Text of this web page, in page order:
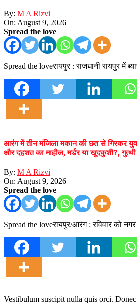
By: M A Rizvi
On: August 9, 2026
Spread the love
Spread the loveरायपुर : राजधानी रायपुर में
आरंग में तीन मंजिला मकान की छत से गिरकर
और दहशत का माहौल, मर्डर या खुदकुशी?,
By: M A Rizvi
On: August 9, 2026
Spread the love
Spread the loveरायपुर/आरंग : रविवार को नगर
Vestibulum suscipit nulla quis orci.